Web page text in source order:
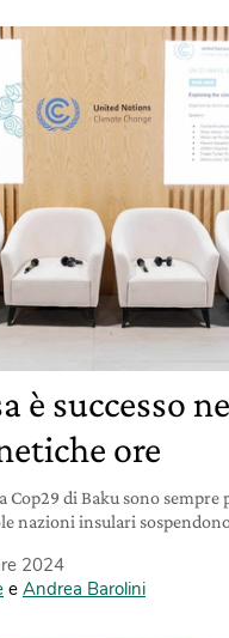
è successo
ore
Cop29 di Baku sono
nazioni insulari
2024
e Andrea Barolini